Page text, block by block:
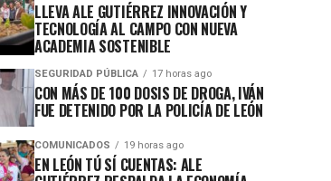
LLEVA ALE GUTIÉRREZ INNOVACIÓN Y
TECNOLOGÍA AL CAMPO CON NUEVA
ACADEMIA SOSTENIBLE
SEGURIDAD PÚBLICA 17 horas ago
CON MÁS DE 100 DOSIS DE DROGA, IVÁN
FUE DETENIDO POR LA POLICÍA DE LEÓN
COMUNICADOS 19 horas ago
EN LEÓN TÚ SÍ CUENTAS: ALE